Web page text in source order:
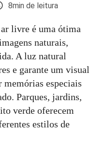
8min de leitura
livre é uma ótima
naturais,
A luz natural
e garante um visual
memórias especiais
Parques, jardins,
verde oferecem
estilos de